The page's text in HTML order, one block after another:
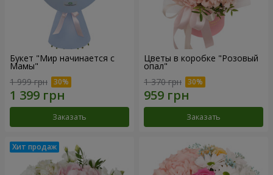
Букет "Мир начинается с
Мамы"
1 999 грн
Заказать
Цветы в коробке "Розовый
опал"
1 370 грн
Заказать